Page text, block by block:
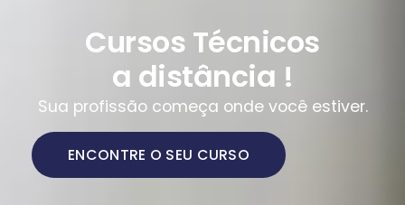
Cursos Técnicos
a distância !
Sua profissão começa onde você estiver.
ENCONTRE O SEU CURSO